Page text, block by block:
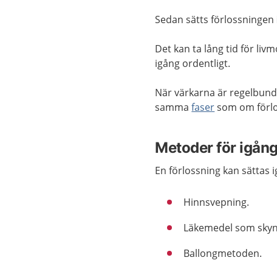
Sedan sätts
Det kan ta lång tid för
igång ordentligt.
När värkarna är
sammafasersom om
Metoder för
En förlossning kan sättas
Hinnsvepning.
Läkemedel som
Ballongmetoden.